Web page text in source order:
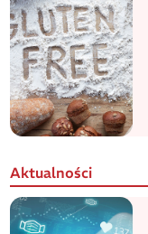
Aktualności